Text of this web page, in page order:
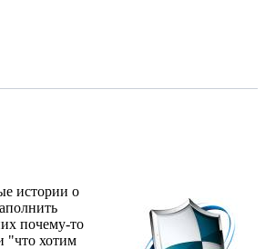
истории о
почему-то
"что хотим